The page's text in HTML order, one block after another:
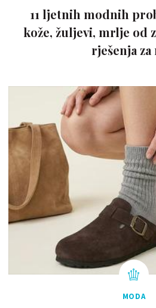
11 ljetnih modnih
kože, žuljevi, mrlje od
rješenja za
MODA